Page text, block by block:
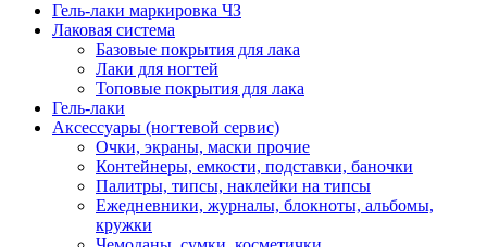
Гель-лаки маркировка ЧЗ
Лаковая система
Базовые покрытия для лака
Лаки для ногтей
Топовые покрытия для лака
Гель-лаки
Аксессуары (ногтевой сервис)
Очки, экраны, маски прочие
Контейнеры, емкости, подставки, баночки
Палитры, типсы, наклейки на типсы
Ежедневники, журналы, блокноты, альбомы,
кружки